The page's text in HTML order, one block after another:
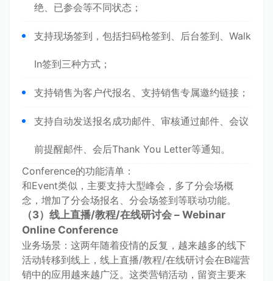
绝、已参会等不同状态；
支持现场签到，包括扫码枪签到、后台签到、Walk
In签到三种方式；
支持销售为客户代报名、支持销售专属邀约链接；
支持自动发送报名成功邮件、审核通过邮件、会议
前提醒邮件、会后Thank You Letter等通知。
Conference的功能清单：
和Event类似，主要支持大型峰会，多了分会场概
念，增加了分会场报名、分会场签到等联动功能。
（3）线上直播/教程/在线研讨会 – Webinar
Online Conference
业务场景：这两年随着疫情的反复，越来越多的线下
活动转移到线上，线上直播/教程/在线研讨会在B端营
销中的应用越来越广泛。这类营销活动，留资主要来